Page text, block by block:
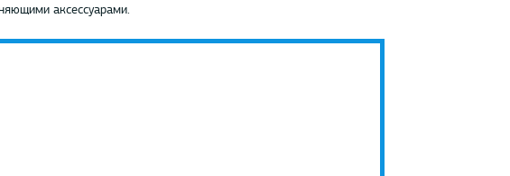
аксессуарами.